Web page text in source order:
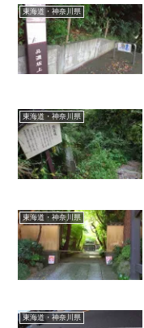
東海道・神奈川県
東海道・神奈川県
東海道・神奈川県
東海道・神奈川県